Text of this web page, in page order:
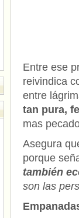
Entre ese
reivindica
entre
tan pura,
mas
Asegura
porque
también
son las